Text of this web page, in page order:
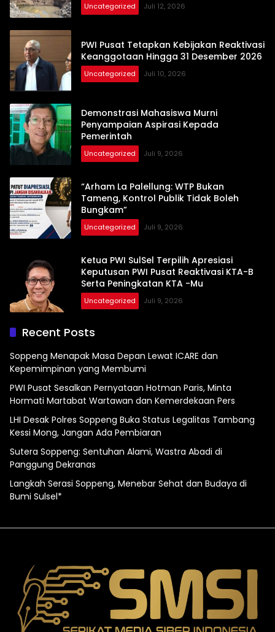
Uncategorized Juli 12, 2026
PWI Pusat Tetapkan Kebijakan Reaktivasi
Keanggotaan Hingga 31 Desember 2026
Uncategorized Juli 10, 2026
Demonstrasi Mahasiswa Murni
Penyampaian Aspirasi Kepada
Pemerintah
Uncategorized Juli 9, 2026
“Arham La Palellung: WTP Bukan
Tameng, Kontrol Publik Tidak Boleh
Bungkam”
Uncategorized Juli 9, 2026
Ketua PWI SulSel Terpilih Apresiasi
Keputusan PWI Pusat Reaktivasi KTA-B
Serta Peningkatan KTA -Mu
Uncategorized Juli 9, 2026
Recent Posts
Soppeng Menapak Masa Depan Lewat ICARE dan
Kepemimpinan yang Membumi
PWI Pusat Sesalkan Pernyataan Hotman Paris, Minta
Hormati Martabat Wartawan dan Kemerdekaan Pers
LHI Desak Polres Soppeng Buka Status Legalitas Tambang
Kessi Mong, Jangan Ada Pembiaran
Sutera Soppeng: Sentuhan Alami, Wastra Abadi di
Panggung Dekranas
Langkah Serasi Soppeng, Menebar Sehat dan Budaya di
Bumi Sulsel*